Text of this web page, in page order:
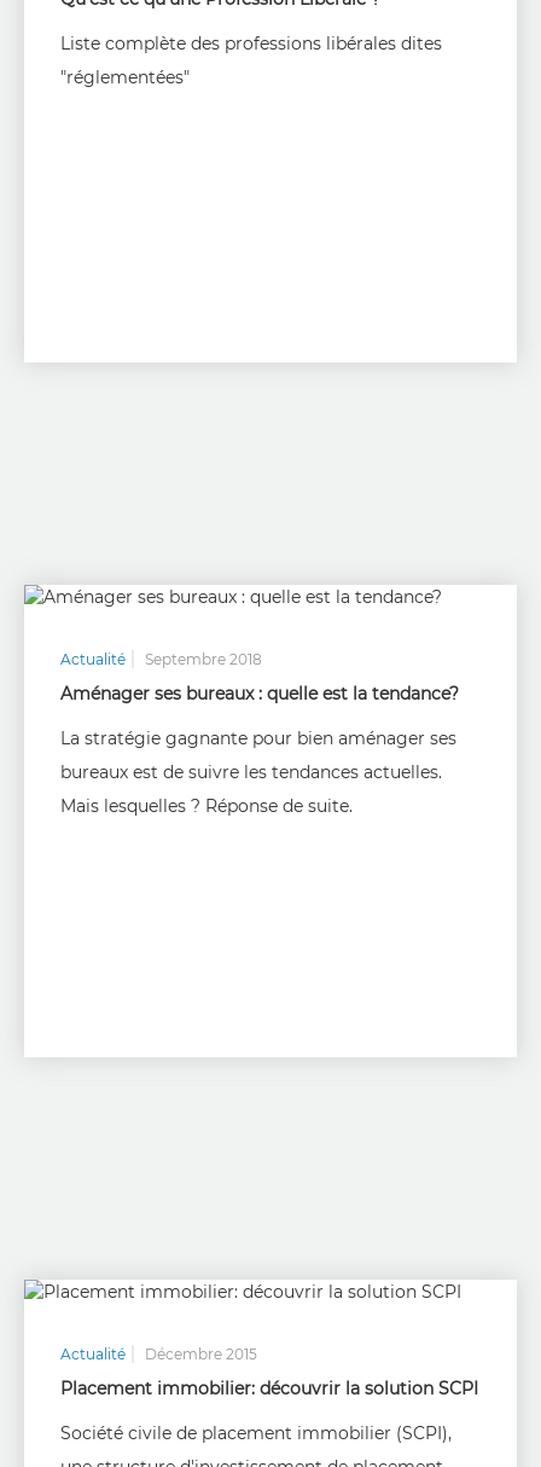
Liste complète des professions libérales dites
"réglementées"
Actualité Septembre 2018
Aménager ses bureaux : quelle est la tendance?
La stratégie gagnante pour bien aménager ses
bureaux est de suivre les tendances actuelles.
Mais lesquelles ? Réponse de suite.
Actualité Décembre 2015
Placement immobilier: découvrir la solution SCPI
Société civile de placement immobilier (SCPI),